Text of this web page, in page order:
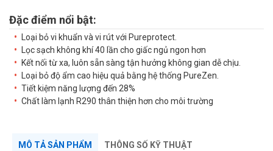
Đặc điểm nổi bật:
Loại bỏ vi khuẩn và vi rút với Pureprotect.
Lọc sạch không khí 40 lần cho giấc ngủ ngon hơn
Kết nối từ xa, luôn sẵn sàng tận hưởng không gian dễ chịu.
Loại bỏ độ ẩm cao hiệu quả bằng hệ thống PureZen.
Tiết kiệm năng lượng đến 28%
Chất làm lạnh R290 thân thiện hơn cho môi trường
MÔ TẢ SẢN PHẨM THÔNG SỐ KỸ THUẬT